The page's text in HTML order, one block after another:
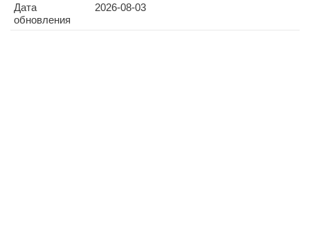
Дата
обновления
2026-08-03